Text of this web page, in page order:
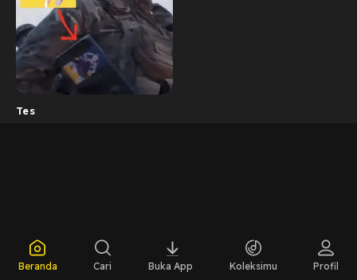
Tes
Beranda Cari Buka App Koleksimu Profil